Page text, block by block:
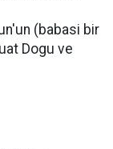
(babasi bir
Dogu ve